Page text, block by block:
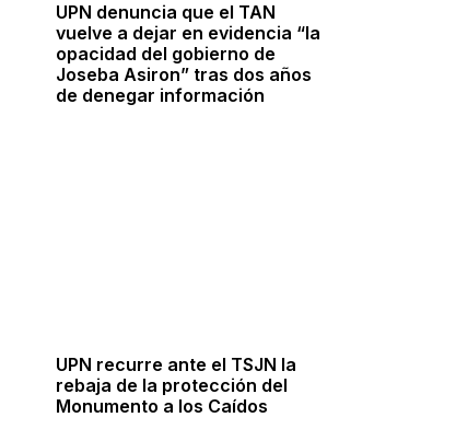
UPN denuncia que el TAN
vuelve a dejar en evidencia “la
opacidad del gobierno de
Joseba Asiron” tras dos años
de denegar información
UPN recurre ante el TSJN la
rebaja de la protección del
Monumento a los Caídos